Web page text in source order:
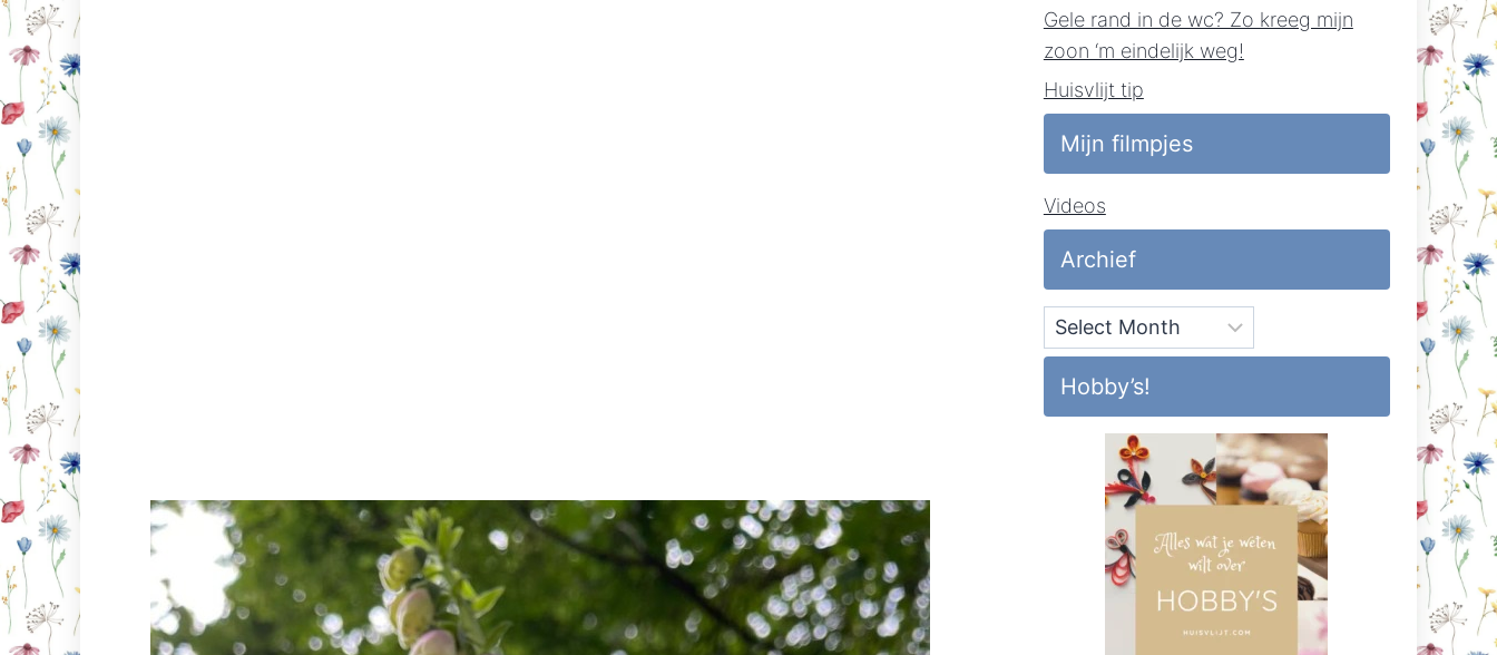
Gele rand in de wc? Zo kreeg mijn
zoon ‘m eindelijk weg!
Huisvlijt tip
Mijn filmpjes
Videos
Archief
Archief
Hobby’s!